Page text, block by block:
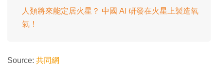
人類將來能定居火星？ 中國 AI 研發在火星上製造氧
氣！
Source: 共同網